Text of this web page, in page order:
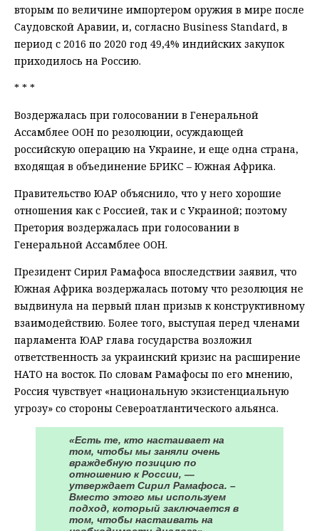
вторым по величине импортером оружия в мире после
Саудовской Аравии, и, согласно Business Standard, в
период с 2016 по 2020 год 49,4% индийских закупок
приходилось на Россию.
* * *
Воздержалась при голосовании в Генеральной
Ассамблее ООН по резолюции, осуждающей
российскую операцию на Украине, и еще одна страна,
входящая в объединение БРИКС – Южная Африка.
Правительство ЮАР объяснило, что у него хорошие
отношения как с Россией, так и с Украиной; поэтому
Претория воздержалась при голосовании в
Генеральной Ассамблее ООН.
Президент Сирил Рамафоса впоследствии заявил, что
Южная Африка воздержалась потому что резолюция не
выдвинула на первый план призыв к конструктивному
взаимодействию. Более того, выступая перед членами
парламента ЮАР глава государства возложил
ответственность за украинский кризис на расширение
НАТО на восток. По словам Рамафосы по его мнению,
Россия чувствует «национальную экзистенциальную
угрозу» со стороны Североатлантического альянса.
«Есть те, кто настаивает на
том, чтобы мы заняли очень
враждебную позицию по
отношению к России, —
утверждает Сирил Рамафоса. –
Вместо этого мы используем
подход, который заключается в
том, чтобы настаивать на